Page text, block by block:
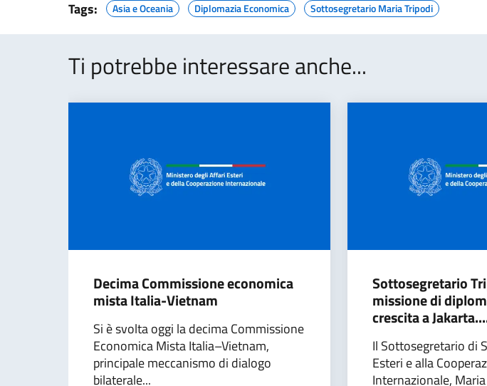
Tags:
Asia e Oceania Diplomazia Economica Sottosegretario Maria Tripodi
Ti potrebbe interessare anche...
Decima Commissione economica
mista Italia-Vietnam
Si è svolta oggi la decima Commissione
Economica Mista Italia–Vietnam,
principale meccanismo di dialogo
bilaterale...
Sottosegretario
missione di
crescita a
Il Sottosegretario di
Esteri e alla
Internazionale, Maria